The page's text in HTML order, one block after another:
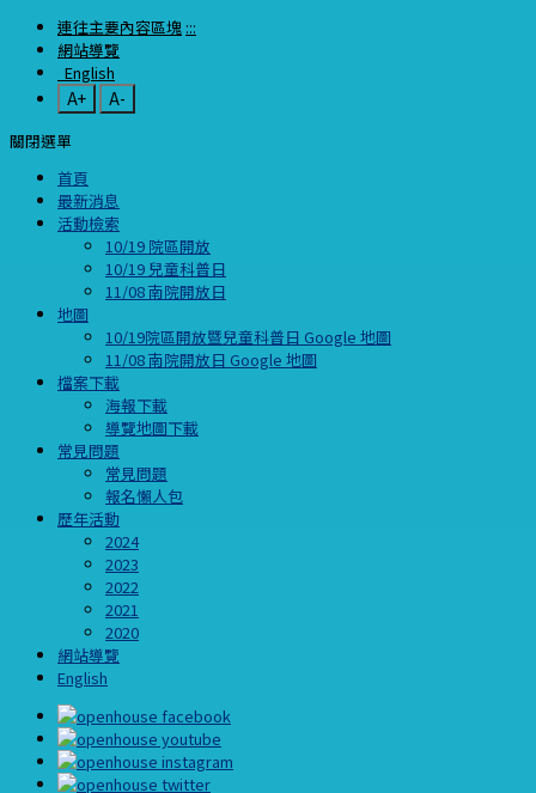
連往主要內容區塊 :::
網站導覽
English
A+
A-
關閉選單
首頁
最新消息
活動檢索
10/19 院區開放
10/19 兒童科普日
11/08 南院開放日
地圖
10/19院區開放暨兒童科普日 Google 地圖
11/08 南院開放日 Google 地圖
檔案下載
海報下載
導覽地圖下載
常見問題
常見問題
報名懶人包
歷年活動
2024
2023
2022
2021
2020
網站導覽
English